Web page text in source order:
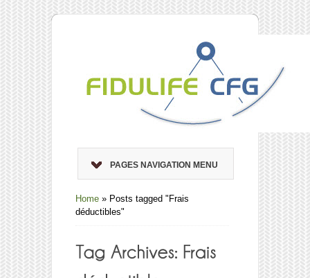
PAGES NAVIGATION MENU
Home » Posts tagged "Frais
déductibles"